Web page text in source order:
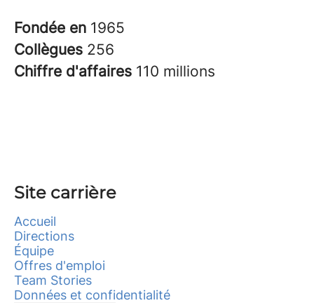
Fondée en 1965
Collègues 256
Chiffre d'affaires 110 millions
Site carrière
Accueil
Directions
Équipe
Offres d'emploi
Team Stories
Données et confidentialité